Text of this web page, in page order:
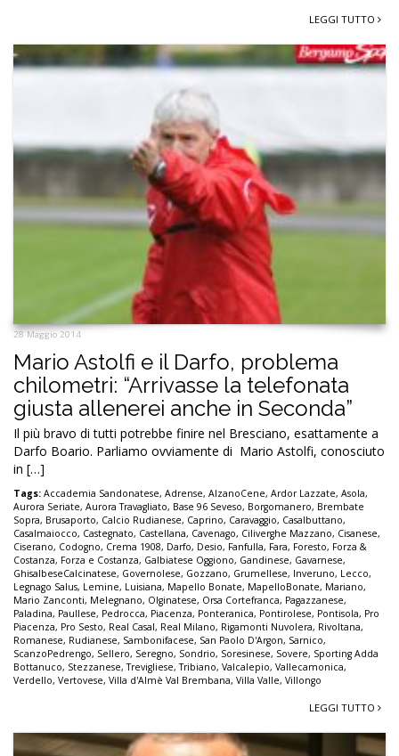
LEGGI TUTTO
28 Maggio 2014
Mario Astolfi e il Darfo, problema
chilometri: “Arrivasse la telefonata
giusta allenerei anche in Seconda”
Il più bravo di tutti potrebbe finire nel Bresciano, esattamente a
Darfo Boario. Parliamo ovviamente di Mario Astolfi, conosciuto
in […]
Tags: Accademia Sandonatese, Adrense, AlzanoCene, Ardor Lazzate, Asola,
Aurora Seriate, Aurora Travagliato, Base 96 Seveso, Borgomanero, Brembate
Sopra, Brusaporto, Calcio Rudianese, Caprino, Caravaggio, Casalbuttano,
Casalmaiocco, Castegnato, Castellana, Cavenago, Ciliverghe Mazzano, Cisanese,
Ciserano, Codogno, Crema 1908, Darfo, Desio, Fanfulla, Fara, Foresto, Forza &
Costanza, Forza e Costanza, Galbiatese Oggiono, Gandinese, Gavarnese,
GhisalbeseCalcinatese, Governolese, Gozzano, Grumellese, Inveruno, Lecco,
Legnago Salus, Lemine, Luisiana, Mapello Bonate, MapelloBonate, Mariano,
Mario Zanconti, Melegnano, Olginatese, Orsa Cortefranca, Pagazzanese,
Paladina, Paullese, Pedrocca, Piacenza, Ponteranica, Pontirolese, Pontisola, Pro
Piacenza, Pro Sesto, Real Casal, Real Milano, Rigamonti Nuvolera, Rivoltana,
Romanese, Rudianese, Sambonifacese, San Paolo D'Argon, Sarnico,
ScanzoPedrengo, Sellero, Seregno, Sondrio, Soresinese, Sovere, Sporting Adda
Bottanuco, Stezzanese,Trevigliese,Tribiano, Valcalepio, Vallecamonica,
Verdello, Vertovese, Villa d'Almè Val Brembana, Villa Valle, Villongo
LEGGI TUTTO